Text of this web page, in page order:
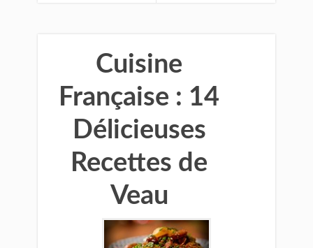
Cuisine
Française : 14
Délicieuses
Recettes de
Veau